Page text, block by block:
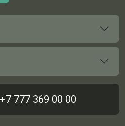
+7 777 369 00 00